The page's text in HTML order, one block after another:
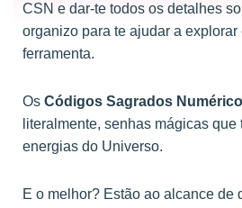
CSN e dar-te todos os detalhes
organizo para te ajudar a explorar
ferramenta.
Os Códigos Sagrados
literalmente, senhas mágicas que
energias do Universo.
E o melhor? Estão ao alcance de